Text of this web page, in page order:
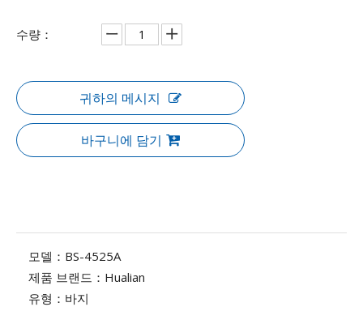
수량：
귀하의 메시지
바구니에 담기
모델： BS-4525A
제품 브랜드： Hualian
유형： 바지